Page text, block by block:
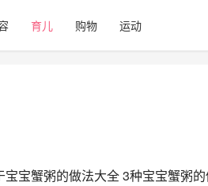
育儿 购物 运动
宝蟹粥的做法大全 3种宝宝蟹粥